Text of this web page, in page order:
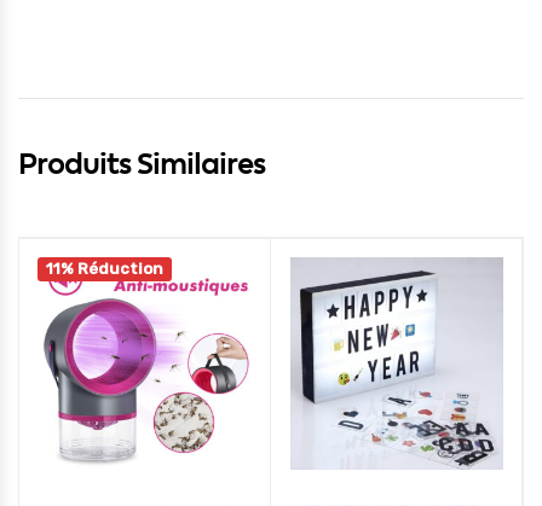
Produits Similaires
11% Réduction